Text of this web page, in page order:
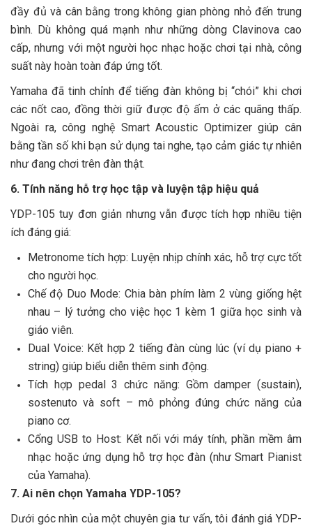
đầy đủ và cân bằng trong không gian phòng nhỏ đến trung
bình. Dù không quá mạnh như những dòng Clavinova cao
cấp, nhưng với một người học nhạc hoặc chơi tại nhà, công
suất này hoàn toàn đáp ứng tốt.
Yamaha đã tinh chỉnh để tiếng đàn không bị “chói” khi chơi
các nốt cao, đồng thời giữ được độ ấm ở các quãng thấp.
Ngoài ra, công nghệ Smart Acoustic Optimizer giúp cân
bằng tần số khi bạn sử dụng tai nghe, tạo cảm giác tự nhiên
như đang chơi trên đàn thật.
6. Tính năng hỗ trợ học tập và luyện tập hiệu quả
YDP-105 tuy đơn giản nhưng vẫn được tích hợp nhiều tiện
ích đáng giá:
Metronome tích hợp: Luyện nhịp chính xác, hỗ trợ cực tốt
cho người học.
Chế độ Duo Mode: Chia bàn phím làm 2 vùng giống hệt
nhau – lý tưởng cho việc học 1 kèm 1 giữa học sinh và
giáo viên.
Dual Voice: Kết hợp 2 tiếng đàn cùng lúc (ví dụ piano +
string) giúp biểu diễn thêm sinh động.
Tích hợp pedal 3 chức năng: Gồm damper (sustain),
sostenuto và soft – mô phỏng đúng chức năng của
piano cơ.
Cổng USB to Host: Kết nối với máy tính, phần mềm âm
nhạc hoặc ứng dụng hỗ trợ học đàn (như Smart Pianist
của Yamaha).
7. Ai nên chọn Yamaha YDP-105?
Dưới góc nhìn của một chuyên gia tư vấn, tôi đánh giá YDP-